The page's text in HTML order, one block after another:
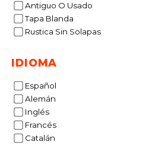
Antiguo O Usado
Tapa Blanda
Rustica Sin Solapas
IDIOMA
Español
Alemán
Inglés
Francés
Catalán